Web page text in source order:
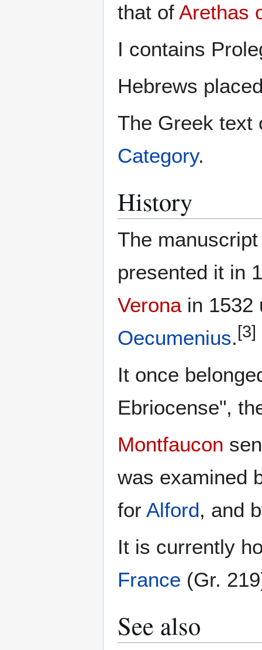
that of Arethas
I contains
Hebrews
The Greek
Category.
History
The
presented it in
Veronain 1532
Oecumenius. [3]
It once
Ebriocense",
Montfaucon
was examined
for Alford, and
It is currently
France (Gr.
See also